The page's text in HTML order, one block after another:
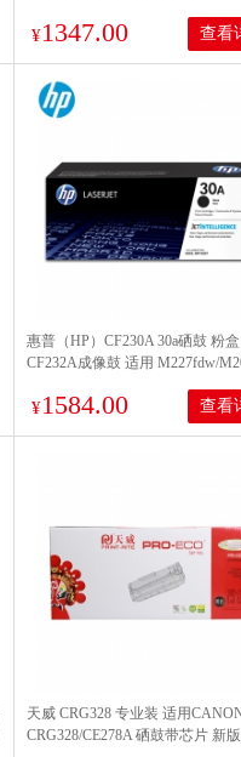
单支装
¥1347.00 查看
惠普（HP）CF230A 30a硒鼓 粉盒
CF232A成像鼓 适用 M227fdw/
¥1584.00 查看
天威 CRG328 专业装 适用
CRG328/CE278A 硒鼓带芯片 新